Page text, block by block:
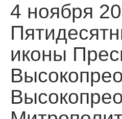
4 ноября
иконы